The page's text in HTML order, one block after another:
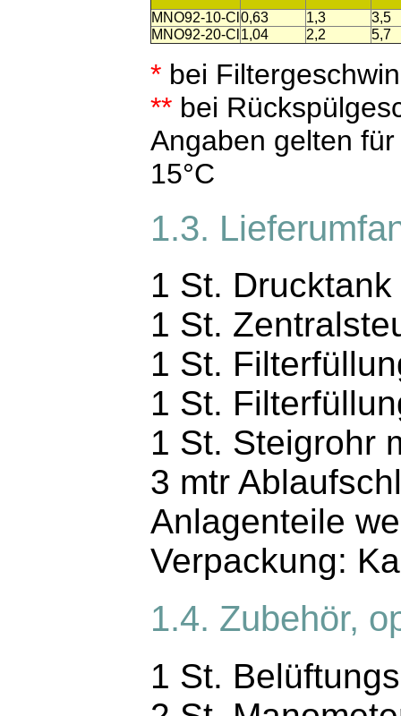
MNO92-10-Cl 0,63 1,3
3,5
MNO92-20-Cl 1,04 2,2 5,7
* bei
** bei
Angaben gelten
15°C
1.3.
1 St. Drucktank
1 St.
1 St.
1 St.
1 St. Steigrohr
3 mtr
Anlagenteile
Verpackung:
1.4. Zubehör,
1 St.